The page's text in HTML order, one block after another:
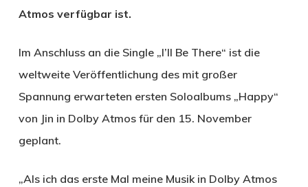
Atmos verfügbar ist.
Im Anschluss an die Single „I’ll Be There“ ist die
weltweite Veröffentlichung des mit großer
Spannung erwarteten ersten Soloalbums „Happy“
von Jin in Dolby Atmos für den 15. November
geplant.
„Als ich das erste Mal meine Musik in Dolby Atmos